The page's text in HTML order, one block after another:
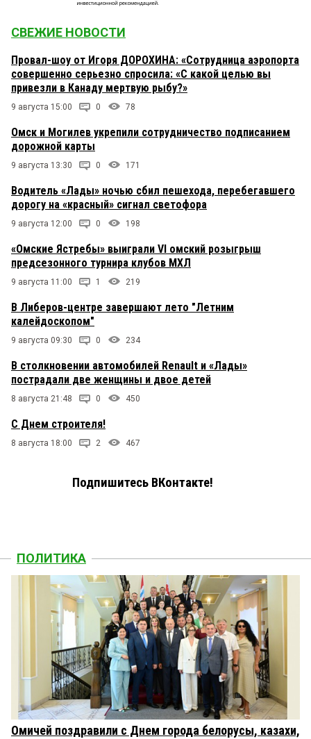
СВЕЖИЕ НОВОСТИ
Провал-шоу от Игоря ДОРОХИНА: «Сотрудница аэропорта
совершенно серьезно спросила: «С какой целью вы
привезли в Канаду мертвую рыбу?»
9 августа 15:00 0 78
Омск и Могилев укрепили сотрудничество подписанием
дорожной карты
9 августа 13:30 0 171
Водитель «Лады» ночью сбил пешехода, перебегавшего
дорогу на «красный» сигнал светофора
9 августа 12:00 0 198
«Омские Ястребы» выиграли VI омский розыгрыш
предсезонного турнира клубов МХЛ
9 августа 11:00 1 219
В Либеров-центре завершают лето "Летним
калейдоскопом"
9 августа 09:30 0 234
В столкновении автомобилей Renault и «Лады»
пострадали две женщины и двое детей
8 августа 21:48 0 450
С Днем строителя!
8 августа 18:00 2 467
Подпишитесь ВКонтакте!
ПОЛИТИКА
Омичей поздравили с Днем города белорусы, казахи,